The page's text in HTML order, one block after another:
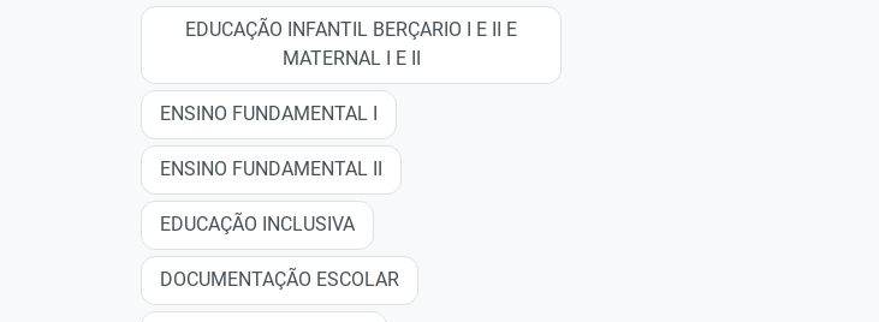
EDUCAÇÃO INFANTIL BERÇARIO I E II E
MATERNAL I E II
ENSINO FUNDAMENTAL I
ENSINO FUNDAMENTAL II
EDUCAÇÃO INCLUSIVA
DOCUMENTAÇÃO ESCOLAR